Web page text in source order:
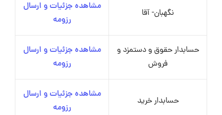
نگهبان- آقا
مشاهده جزئیات و ارسال
رزومه
حسابدار حقوق و دستمزد و
فروش
مشاهده جزئیات و ارسال
رزومه
حسابدار خرید
مشاهده جزئیات و ارسال
رزومه